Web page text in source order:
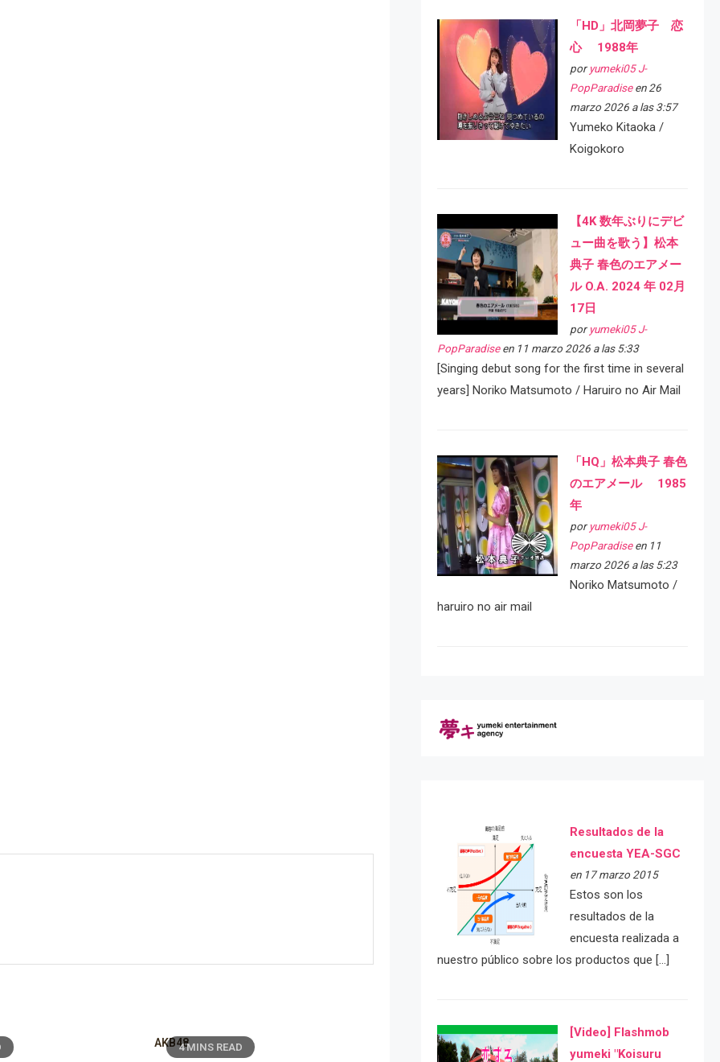
4 MINS READ
AKB48
「HD」北岡夢子 恋
心 1988年
por yumeki05 J-
PopParadiseen 26
marzo 2026 a las 3:57
Yumeko Kitaoka /
Koigokoro
【4K 数年ぶりにデビ
ュー曲を歌う】松本
典子 春色のエアメー
ル O.A. 2024 年 02月
17日
por yumeki05 J-
PopParadiseen 11 marzo 2026 a las 5:33
[Singing debut song for the first time in several
years] Noriko Matsumoto / Haruiro no Air Mail
「HQ」松本典子 春色
のエアメール 1985
年
por yumeki05 J-
PopParadiseen 11
marzo 2026 a las 5:23
Noriko Matsumoto /
haruiro no air mail
Resultados de la
encuesta YEA-SGC
en 17 marzo 2015
Estos son los
resultados de la
encuesta realizada a
nuestro público sobre los productos que […]
[Video] Flashmob
yumeki "Koisuru